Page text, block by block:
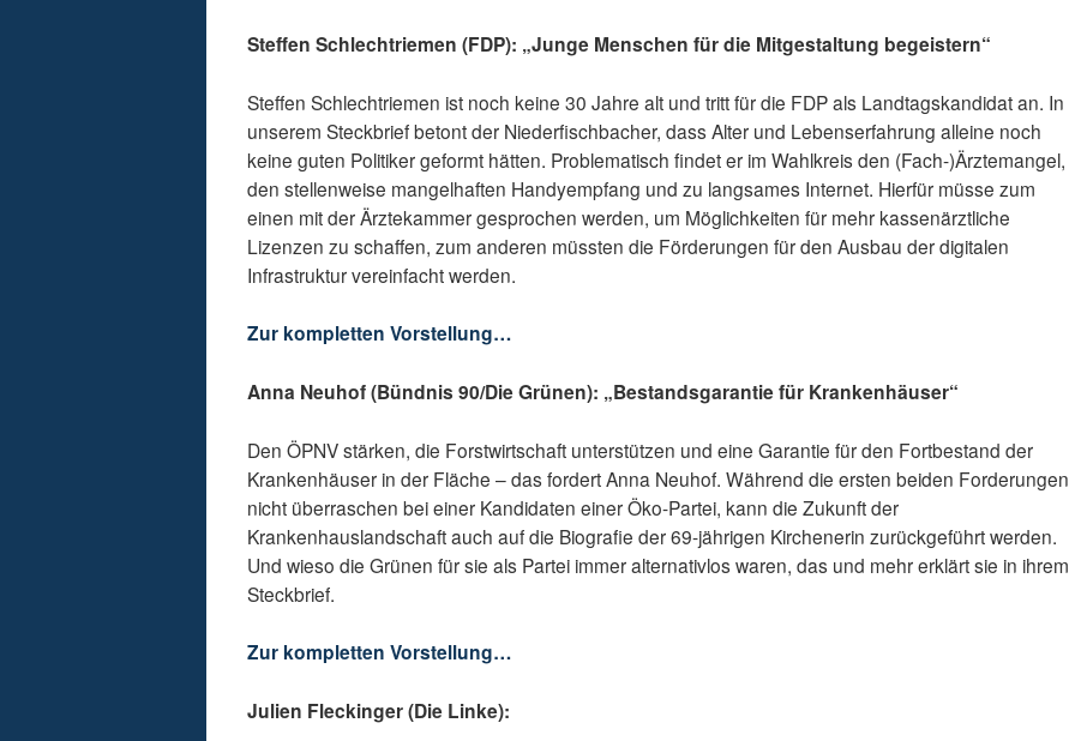
Steffen Schlechtriemen (FDP): „Junge Menschen für die Mitgestaltung begeistern“
Steffen Schlechtriemen ist noch keine 30 Jahre alt und tritt für die FDP als Landtagskandidat an. In
unserem Steckbrief betont der Niederfischbacher, dass Alter und Lebenserfahrung alleine noch
keine guten Politiker geformt hätten. Problematisch findet er im Wahlkreis den (Fach-)Ärztemangel,
den stellenweise mangelhaften Handyempfang und zu langsames Internet. Hierfür müsse zum
einen mit der Ärztekammer gesprochen werden, um Möglichkeiten für mehr kassenärztliche
Lizenzen zu schaffen, zum anderen müssten die Förderungen für den Ausbau der digitalen
Infrastruktur vereinfacht werden.
Zur kompletten Vorstellung…
Anna Neuhof (Bündnis 90/Die Grünen): „Bestandsgarantie für Krankenhäuser“
Den ÖPNV stärken, die Forstwirtschaft unterstützen und eine Garantie für den Fortbestand der
Krankenhäuser in der Fläche – das fordert Anna Neuhof. Während die ersten beiden Forderungen
nicht überraschen bei einer Kandidaten einer Öko-Partei, kann die Zukunft der
Krankenhauslandschaft auch auf die Biografie der 69-jährigen Kirchenerin zurückgeführt werden.
Und wieso die Grünen für sie als Partei immer alternativlos waren, das und mehr erklärt sie in ihrem
Steckbrief.
Zur kompletten Vorstellung…
Julien Fleckinger (Die Linke):